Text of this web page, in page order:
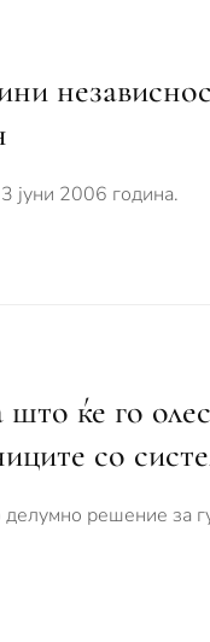
јуни 2006 година.
што ќе го
со
делумно решение за